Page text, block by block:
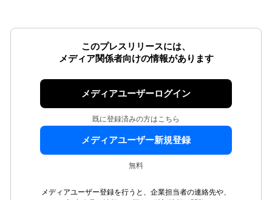
このプレスリリースには、
メディア関係者向けの情報があります
メディアユーザーログイン
既に登録済みの方はこちら
メディアユーザー新規登録
無料
メディアユーザー登録を行うと、企業担当者の連絡先や、